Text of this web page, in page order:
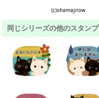
(c)ohamajirow
同じシリーズの他のスタン